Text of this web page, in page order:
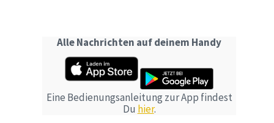
Alle Nachrichten auf deinem Handy
Eine Bedienungsanleitung zur App findest
Du hier.